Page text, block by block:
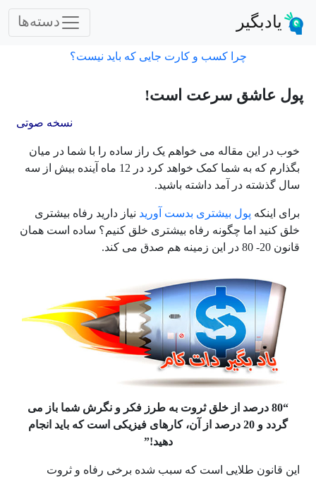
یادبگیر دسته‌ها
چرا کسب و کارت جایی که باید نیست؟
پول عاشق سرعت است!
نسخه صوتی
خوب در این مقاله می خواهم یک راز ساده را با شما در میان
بگذارم که به شما کمک خواهد کرد در 12 ماه آینده بیش از سه
سال گذشته در آمد داشته باشید.
برای اینکه پول بیشتری بدست آورید نیاز دارید رفاه بیشتری
خلق کنید اما چگونه رفاه بیشتری خلق کنیم؟ ساده است همان
قانون 20- 80 در این زمینه هم صدق می کند.
“80 درصد از خلق ثروت به طرز فکر و نگرش شما باز می
گردد و 20 درصد از آن، کارهای فیزیکی است که باید انجام
دهید!”
این قانون طلایی است که سبب شده برخی رفاه و ثروت